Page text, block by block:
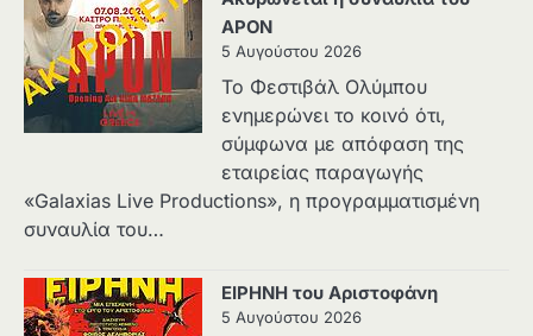
APON
5 Αυγούστου 2026
Το Φεστιβάλ Ολύμπου
ενημερώνει το κοινό ότι,
σύμφωνα με απόφαση της
εταιρείας παραγωγής
«Galaxias Live Productions», η προγραμματισμένη
συναυλία του…
ΕΙΡΗΝΗ του Αριστοφάνη
5 Αυγούστου 2026